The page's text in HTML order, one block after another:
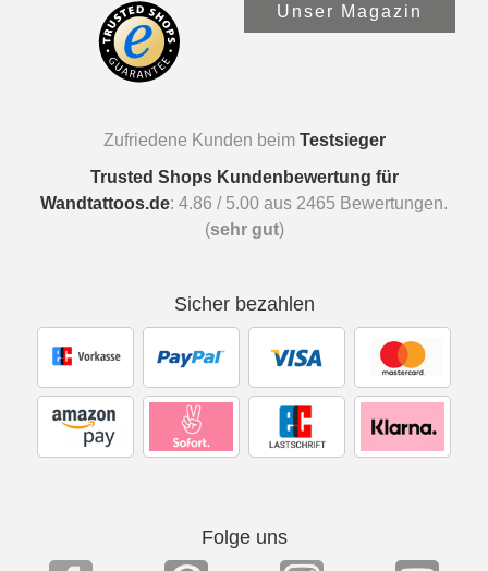
Unser Magazin
Zufriedene Kunden beim Testsieger
Trusted Shops Kundenbewertung für
Wandtattoos.de: 4.86 / 5.00 aus 2465 Bewertungen.
(sehr gut)
Sicher bezahlen
Folge uns